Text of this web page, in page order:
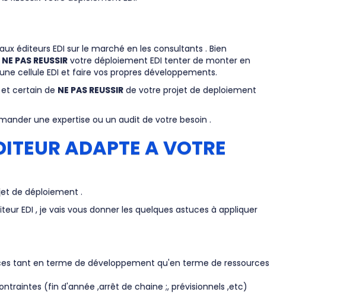
éditeurs EDI sur le marché en les consultants . Bien
NE PAS REUSSIR votre déploiement EDI tenter de monter en
cellule EDI et faire vos propres développements.
certain de NE PAS REUSSIR de votre projet de deploiement
une expertise ou un audit de votre besoin .
ADAPTE A VOTRE
de déploiement .
EDI , je vais vous donner les quelques astuces à appliquer
tant en terme de développement qu'en terme de ressources
(fin d'année ,arrêt de chaine ;, prévisionnels ,etc)